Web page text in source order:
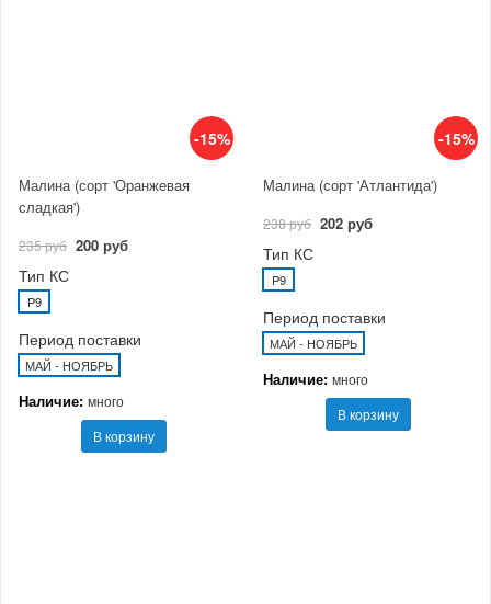
-15%
Малина (сорт 'Оранжевая
сладкая')
235 руб 200 руб
Тип КС
P9
Период поставки
МАЙ - НОЯБРЬ
Наличие: много
В корзину
-15%
Малина (сорт 'Атлантида')
238 руб 202 руб
Тип КС
P9
Период поставки
МАЙ - НОЯБРЬ
Наличие: много
В корзину